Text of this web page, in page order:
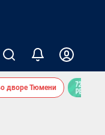
дворе Тюмени